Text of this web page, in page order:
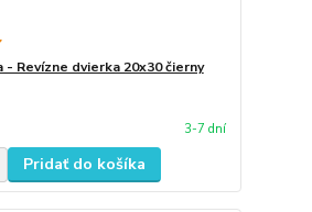
- Revízne dvierka 20x30 čierny
3-7 dní
Pridať do košíka